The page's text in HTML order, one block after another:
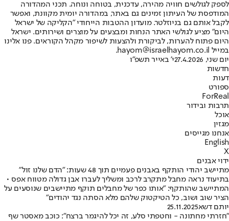
לספק לגולשים חוויה מהירה, עדכנית, בטוחה ונוחה. תכני המהדורה
המודפסת של העיתון זמינים גם באתר, במהדורה יומית מקוונת, ואפשר
לקבל אותם גם בניוזלטר. מועדון ההטבות הייחודי "הקליקה של ישראל
היום" מציע לגולשי האתר הנחות ומבצעים על מוצרים ושירותים. ישראל
היום פתוח להערות, לביקורת ולהצעות לשיפור מקהל הקוראים. פנו אלינו
במייל hayom@israelhayom.co.il.
יום שני, 27.4.2026
י' באייר תשפ"ו
חדשות
דעות
ספורט
ForReal
תרבות ובידור
אוכל
מגזין
אנחנו מגייסים
English
X
ידוי אבנים
מתיישב יהודי הותקף באבנים פעמיים תוך 48 שעות: "הדם שלנו זול"
בתיעוד נראה מחבל מתקרב לרכב ומשליך לעברו אבן גדולה מטווח אפס •
המתיישב שהותקף: "אותו כפר של מחבלים תוקף מתיישבים שנוסעים על
הציר שוב ושוב, כל הטיקטוק שלהם מלא הסתה נגד יהודים"
יותם דשא25.11.2025
"חזרתי מחתונה - וחטפתי סלע, זה יכל להיגמר ברצח": כוכב מאסטר שף